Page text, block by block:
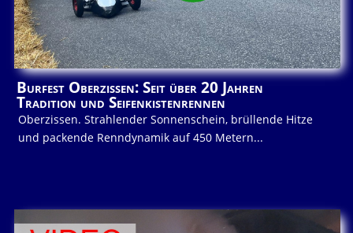
Burfest Oberzissen: Seit über 20 Jahren
Tradition und Seifenkistenrennen
Oberzissen. Strahlender Sonnenschein, brüllende Hitze
und packende Renndynamik auf 450 Metern...